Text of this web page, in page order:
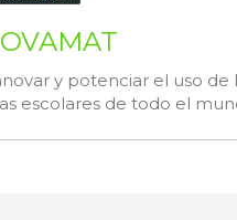
y potenciar el uso de
escolares de todo el